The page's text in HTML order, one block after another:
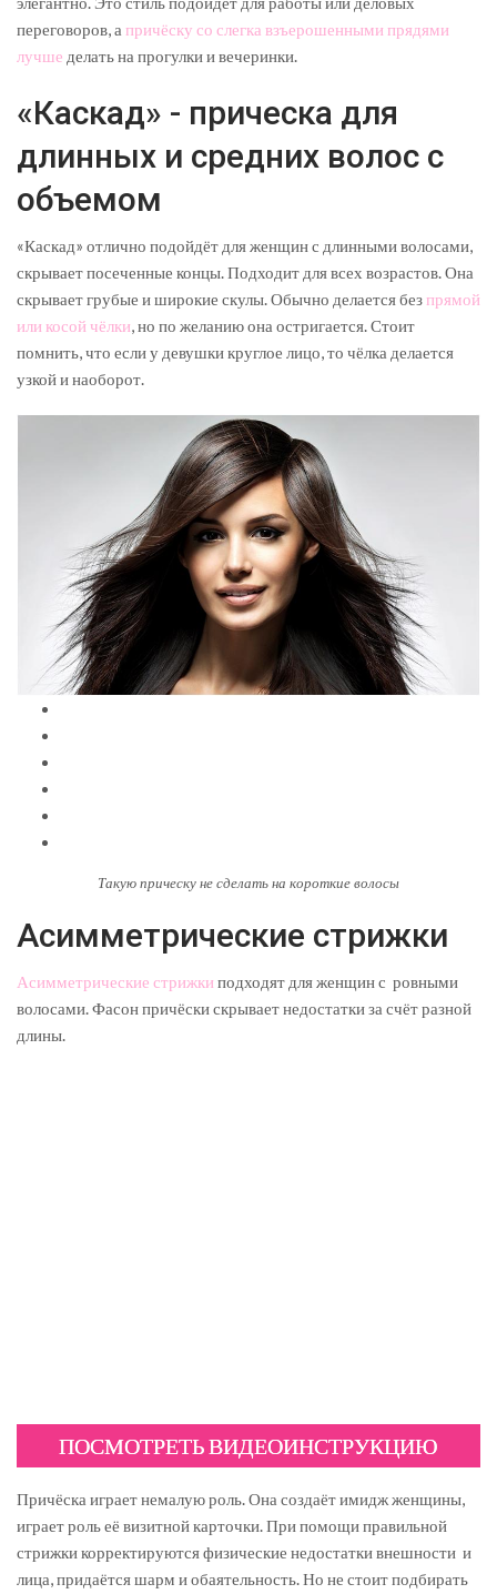
переговоров, а причёску со слегка взъерошенными прядями
лучше делать на прогулки и вечеринки.
«Каскад» - прическа для
длинных и средних волос с
объемом
«Каскад» отлично подойдёт для женщин с длинными волосами,
скрывает посеченные концы. Подходит для всех возрастов. Она
скрывает грубые и широкие скулы. Обычно делается безпрямой
или косой чёлки, но по желанию она остригается. Стоит
помнить, что если у девушки круглое лицо, то чёлка делается
узкой и наоборот.
Такую прическу не сделать на короткие волосы
Асимметрические стрижки
Асимметрические стрижки подходят для женщин с ровными
волосами. Фасон причёски скрывает недостатки за счёт разной
длины.
ПОСМОТРЕТЬ ВИДЕОИНСТРУКЦИЮ
Причёска играет немалую роль. Она создаёт имидж женщины,
играет роль её визитной карточки. При помощи правильной
стрижки корректируются физические недостатки внешности и
лица, придаётся шарм и обаятельность. Но не стоит подбирать